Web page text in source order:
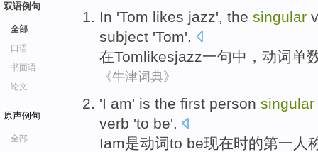
双语例句
全部
口语
书面语
论文
原声例句
全部
In 'Tom likes jazz', the singular
subject 'Tom'.
在Tomlikesjazz一句中， 动词单
《牛津词典》
'I am' is the first person singular
verb 'to be'.
Iam是动词to be现在时的第一 人